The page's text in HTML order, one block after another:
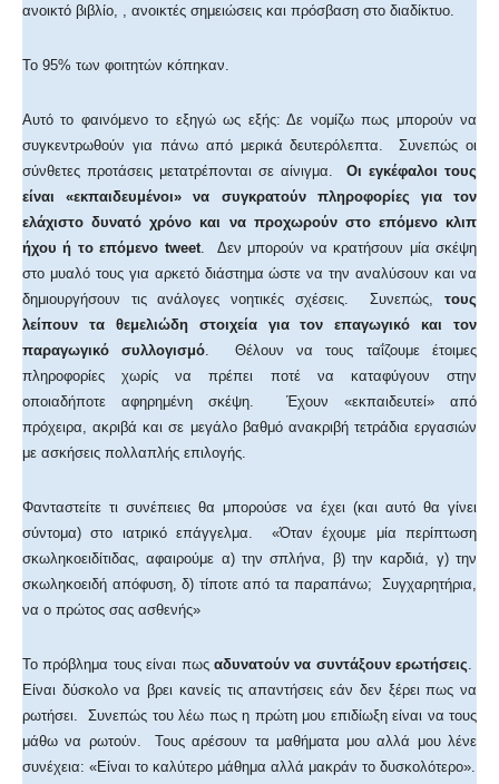
ανοικτό βιβλίο, , ανοικτές σημειώσεις και πρόσβαση στο διαδίκτυο.
Το 95% των φοιτητών κόπηκαν.
Αυτό το φαινόμενο το εξηγώ ως εξής: Δε νομίζω πως μπορούν να
συγκεντρωθούν για πάνω από μερικά δευτερόλεπτα. Συνεπώς οι
σύνθετες προτάσεις μετατρέπονται σε αίνιγμα. Οι εγκέφαλοι τους
είναι «εκπαιδευμένοι» να συγκρατούν πληροφορίες για τον
ελάχιστο δυνατό χρόνο και να προχωρούν στο επόμενο κλιπ
ήχου ή το επόμενο tweet. Δεν μπορούν να κρατήσουν μία σκέψη
στο μυαλό τους για αρκετό διάστημα ώστε να την αναλύσουν και να
δημιουργήσουν τις ανάλογες νοητικές σχέσεις. Συνεπώς, τους
λείπουν τα θεμελιώδη στοιχεία για τον επαγωγικό και τον
παραγωγικό συλλογισμό . Θέλουν να τους ταΐζουμε έτοιμες
πληροφορίες χωρίς να πρέπει ποτέ να καταφύγουν στην
οποιαδήποτε αφηρημένη σκέψη. Έχουν «εκπαιδευτεί» από
πρόχειρα, ακριβά και σε μεγάλο βαθμό ανακριβή τετράδια εργασιών
με ασκήσεις πολλαπλής επιλογής.
Φανταστείτε τι συνέπειες θα μπορούσε να έχει (και αυτό θα γίνει
σύντομα) στο ιατρικό επάγγελμα. «Όταν έχουμε μία περίπτωση
σκωληκοειδίτιδας, αφαιρούμε α) την σπλήνα, β) την καρδιά, γ) την
σκωληκοειδή απόφυση, δ) τίποτε από τα παραπάνω; Συγχαρητήρια,
να ο πρώτος σας ασθενής»
Το πρόβλημα τους είναι πως αδυνατούν να συντάξουν ερωτήσεις
Είναι δύσκολο να βρει κανείς τις απαντήσεις εάν δεν ξέρει πως να
ρωτήσει. Συνεπώς του λέω πως η πρώτη μου επιδίωξη είναι να τους
μάθω να ρωτούν. Τους αρέσουν τα μαθήματα μου αλλά μου λένε
συνέχεια: «Είναι το καλύτερο μάθημα αλλά μακράν το δυσκολότερο».